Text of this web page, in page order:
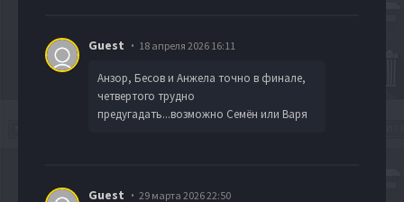
Guest 18 апреля 2026 16:11
Анзор, Бесов и Анжела точно в финале,
четвертого трудно
предугадать...возможно Семён или Варя
Guest 29 марта 2026 22:50